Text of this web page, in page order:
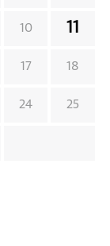
10 11
17 18
24 25